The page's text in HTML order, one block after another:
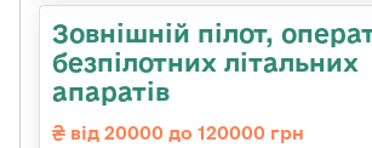
Зовнішній пілот,
безпілотних літальних
апаратів
від 20000 до 120000 грн